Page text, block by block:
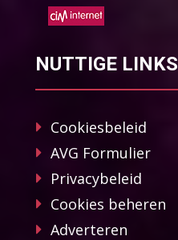
NUTTIGE LINKS
Cookiesbeleid
AVG Formulier
Privacybeleid
Cookies beheren
Adverteren